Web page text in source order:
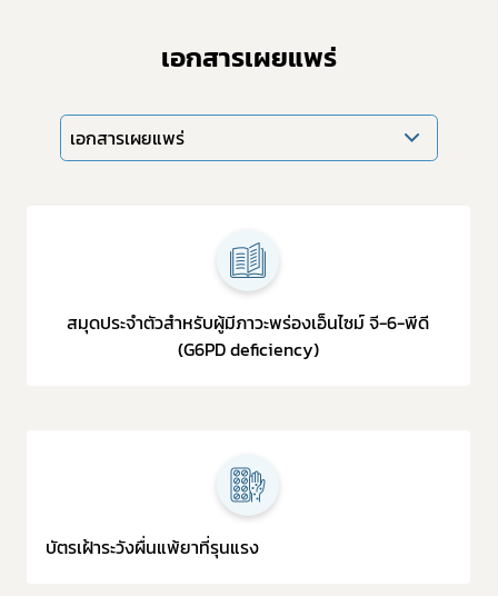
เอกสารเผยแพร่
เอกสารเผยแพร่
สมุดประจำตัวสำหรับผู้มีภาวะพร่องเอ็นไซม์ จี-6-พีดี
(G6PD deficiency)
บัตรเฝ้าระวังผื่นแพ้ยาที่รุนแรง
เลือกหัวข้อที่ท่านต้องการ Subscribe